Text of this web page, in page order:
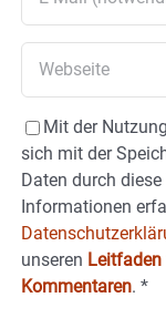
Mit der
sich mit der
Daten durch
Informationen
unseren
Kommentaren. *